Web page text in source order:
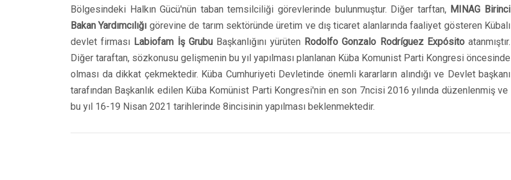
Bölgesindeki Halkın Gücü'nün taban temsilciliği görevlerinde bulunmuştur. Diğer tarftan, MINAG Birinci
Bakan Yardımcılığı görevine de tarım sektöründe üretim ve dış ticaret alanlarında faaliyet gösteren Kübalı
devlet firması Labiofam İş GrubuBaşkanlığını yürüten Rodolfo Gonzalo Rodríguez Expósitoatanmıştır.
Diğer taraftan, sözkonusu gelişmenin bu yıl yapılması planlanan Küba Komunist Parti Kongresi öncesinde
olması da dikkat çekmektedir. Küba Cumhuriyeti Devletinde önemli kararların alındığı ve Devlet başkanı
tarafından Başkanlık edilen Küba Komünist Parti Kongresi'nin en son 7ncisi 2016 yılında düzenlenmiş ve
bu yıl 16-19 Nisan 2021 tarihlerinde 8incisinin yapılması beklenmektedir.